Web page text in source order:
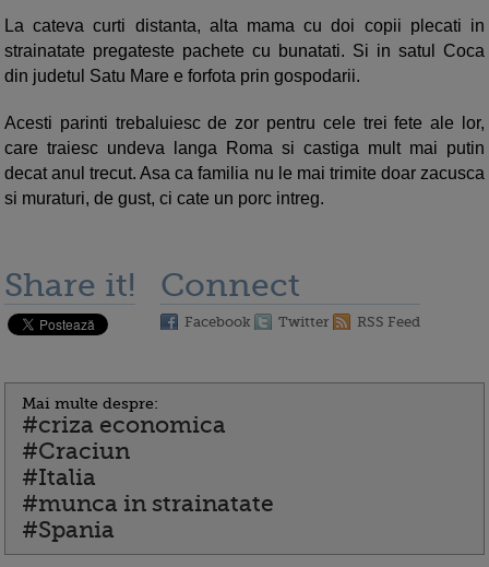
La cateva curti distanta, alta mama cu doi copii plecati in
strainatate pregateste pachete cu bunatati. Si in satul Coca
din judetul Satu Mare e forfota prin gospodarii.
Acesti parinti trebaluiesc de zor pentru cele trei fete ale lor,
care traiesc undeva langa Roma si castiga mult mai putin
decat anul trecut. Asa ca familia nu le mai trimite doar zacusca
si muraturi, de gust, ci cate un porc intreg.
Share it! Connect
Facebook Twitter RSS Feed
Mai multe despre:
#criza economica
#Craciun
#Italia
#munca in strainatate
#Spania